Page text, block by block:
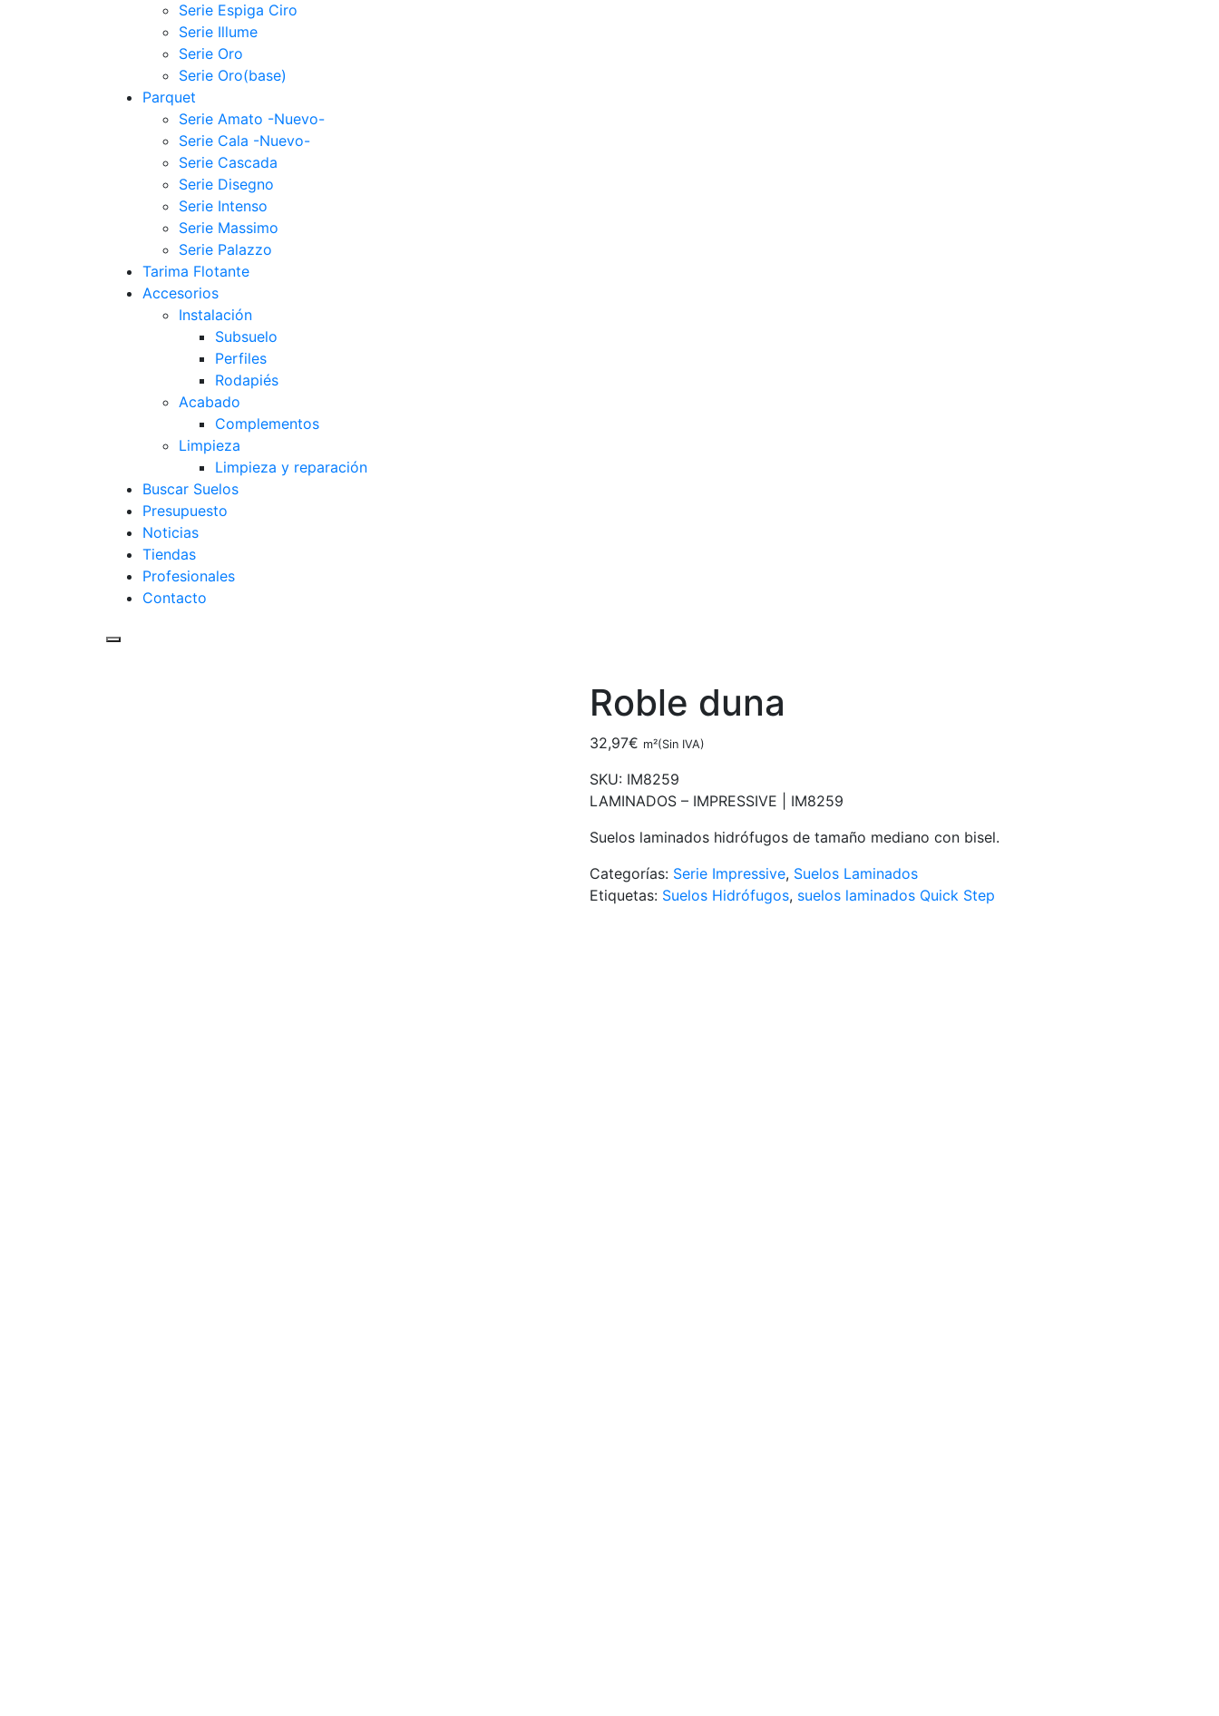
Serie Espiga Ciro
Serie Illume
Serie Oro
Serie Oro(base)
Parquet
Serie Amato -Nuevo-
Serie Cala -Nuevo-
Serie Cascada
Serie Disegno
Serie Intenso
Serie Massimo
Serie Palazzo
Tarima Flotante
Accesorios
Instalación
Subsuelo
Perfiles
Rodapiés
Acabado
Complementos
Limpieza
Limpieza y reparación
Buscar Suelos
Presupuesto
Noticias
Tiendas
Profesionales
Contacto
Roble duna
32,97€ m²(Sin IVA)
SKU: IM8259
LAMINADOS – IMPRESSIVE |
IM8259
Suelos laminados hidrófugos de tamaño mediano con bisel.
Categorías: Serie Impressive, Suelos Laminados
Etiquetas: Suelos Hidrófugos, suelos laminados Quick Step